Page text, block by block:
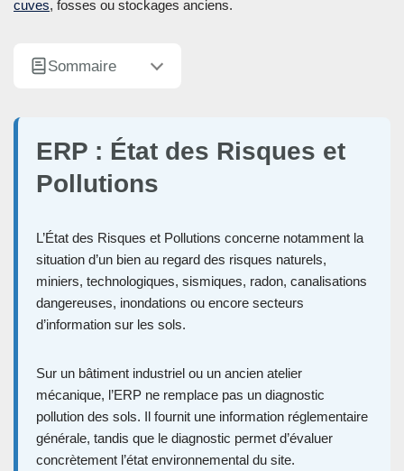
cuves, fosses ou stockages anciens.
Sommaire
ERP : État des Risques et
Pollutions
L’État des Risques et Pollutions concerne notamment la
situation d’un bien au regard des risques naturels,
miniers, technologiques, sismiques, radon, canalisations
dangereuses, inondations ou encore secteurs
d’information sur les sols.
Sur un bâtiment industriel ou un ancien atelier
mécanique, l’ERP ne remplace pas un diagnostic
pollution des sols. Il fournit une information réglementaire
générale, tandis que le diagnostic permet d’évaluer
concrètement l’état environnemental du site.